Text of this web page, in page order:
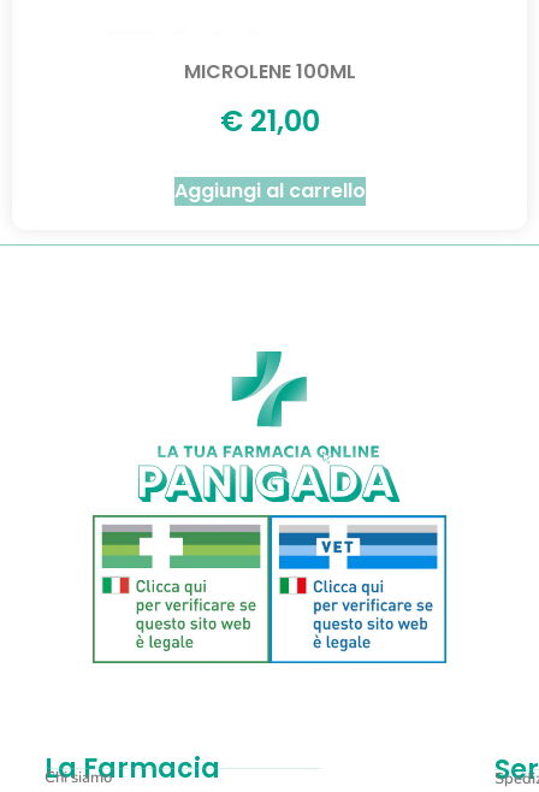
MICROLENE 100ML
€21,00
Aggiungi al carrello
La Farmacia
Chi siamo